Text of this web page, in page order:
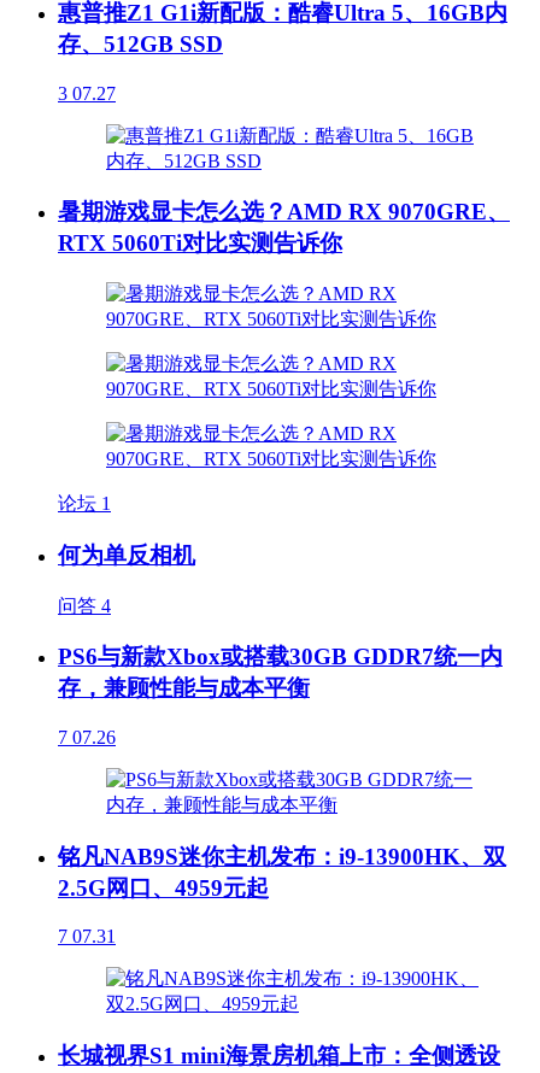
惠普推Z1 G1i新配版：酷睿Ultra 5、16GB内
存、512GB SSD
3 07.27
暑期游戏显卡怎么选？AMD RX 9070GRE、
RTX 5060Ti对比实测告诉你
论坛 1
何为单反相机
问答 4
PS6与新款Xbox或搭载30GB GDDR7统一内
存，兼顾性能与成本平衡
7 07.26
铭凡NAB9S迷你主机发布：i9-13900HK、双
2.5G网口、4959元起
7 07.31
长城视界S1 mini海景房机箱上市：全侧透设